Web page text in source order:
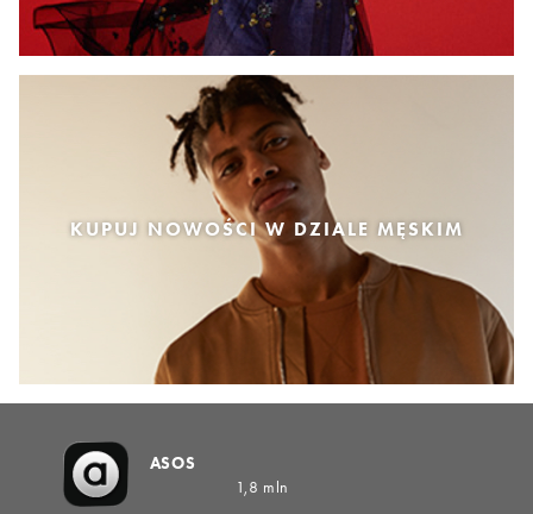
KUPUJ NOWOŚCI W DZIALE MĘSKIM
ASOS
1,8 mln